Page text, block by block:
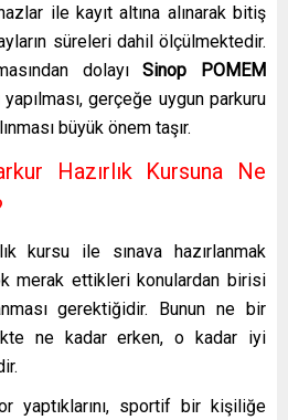
ile kayıt altına alınarak bitiş
süreleri dahil ölçülmektedir.
dolayıSinop POMEM
gerçeğe uygun parkuru
büyük önem taşır.
Hazırlık Kursuna Ne
kursu ile sınava hazırlanmak
merak ettikleri konulardan birisi
gerektiğidir. Bunun ne bir
ne kadar erken, o kadar iyi
yaptıklarını, sportif bir kişiliğe